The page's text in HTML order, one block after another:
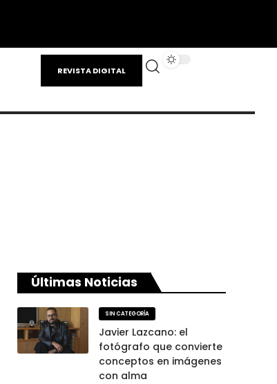
REVISTA DIGITAL
Últimas Noticias
SIN CATEGORÍA
Javier Lazcano: el
fotógrafo que convierte
conceptos en imágenes
con alma